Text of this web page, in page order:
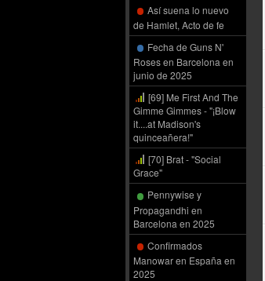
Así suena lo nuevo
de Hamlet, Acto de fe
Fecha de Guns N'
Roses en Barcelona en
junio de 2025
[69] Me First And The
Gimme Gimmes - "¡Blow
it....at Madison's
quinceañera!"
[70] Brat - "Social
Grace"
Pennywise y
Propagandhi en
Barcelona en 2025
Confirmados
Manowar en España en
2025